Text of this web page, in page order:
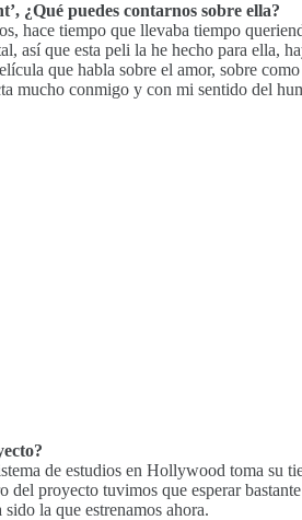
¿Qué puedes contarnos sobre ella?
hace tiempo que llevaba tiempo
así que esta peli la he hecho para
que habla sobre el amor, sobre
mucho conmigo y con mi sentido del
de estudios en Hollywood toma su
proyecto tuvimos que esperar
la que estrenamos ahora.